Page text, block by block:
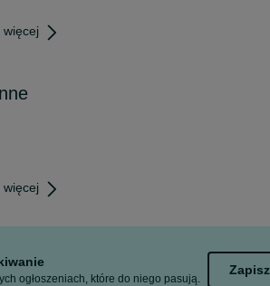
ogłoszeniach, które do niego pasują.
Zapisz